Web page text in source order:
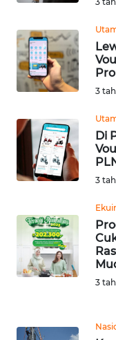
3
Di
3
3
WN
NUSANTARA
JOGJA
WN
JATIM
WN
BALI
WN
KALBAR
KALTENG